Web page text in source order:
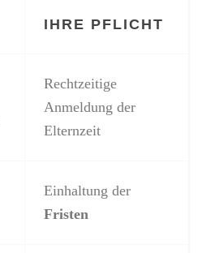
IHRE PFLICHT
Rechtzeitige
Anmeldung der
Elternzeit
Einhaltung der
Fristen